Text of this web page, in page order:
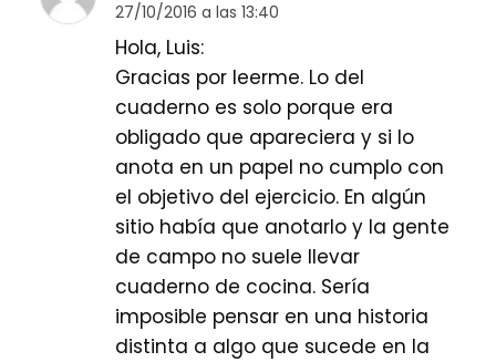
27/10/2016 a las 13:40
Hola, Luis:
Gracias por leerme. Lo del
cuaderno es solo porque era
obligado que apareciera y si lo
anota en un papel no cumplo con
el objetivo del ejercicio. En algún
sitio había que anotarlo y la gente
de campo no suele llevar
cuaderno de cocina. Sería
imposible pensar en una historia
distinta a algo que sucede en la